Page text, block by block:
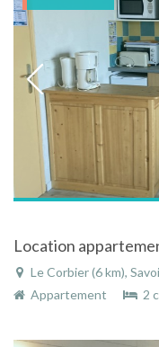
Le Corbier (6 km),
Appartement
2